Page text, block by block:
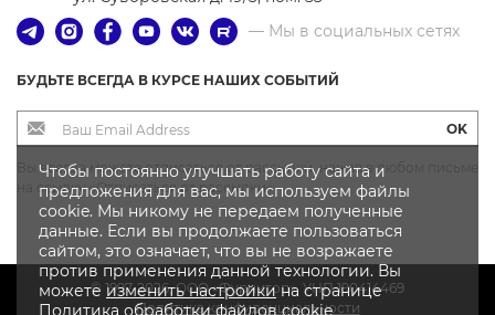
— Мы в социальных сетях
БУДЬТЕ ВСЕГДА В КУРСЕ НАШИХ СОБЫТИЙ
OK
Вы всегда можете отписаться от рассылки, нажав в любом письме
на ссылку «Отписаться от рассылки»
© 1997-2026, OOO «Фурнитоп», УНП 190414469
Политика конфиденциальности
Чтобы постоянно улучшать работу сайта и
предложения для вас, мы используем файлы
cookie. Мы никому не передаем полученные
данные. Если вы продолжаете пользоваться
сайтом, это означает, что вы не возражаете
против применения данной технологии. Вы
можетеизменить настройкина странице
Политика обработки файловcookie